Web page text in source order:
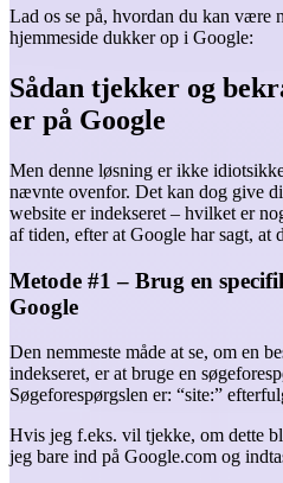
Lad os se på, hvordan du kan være
hjemmeside dukker op i Google:
Sådan tjekker og
er på Google
Men denne løsning er ikke
nævnte ovenfor. Det kan dog give
website er indekseret – hvilket er
af tiden, efter at Google har sagt, at
Metode #1 – Brug en
Google
Den nemmeste måde at se, om en
indekseret, er at bruge en
Søgeforespørgslen er: “site:”
Hvis jeg f.eks. vil tjekke, om dette
jeg bare ind på Google.com og